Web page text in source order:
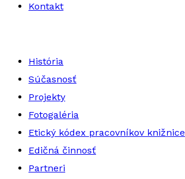
Kontakt
História
Súčasnosť
Projekty
Fotogaléria
Etický kódex pracovníkov knižnice
Edičná činnosť
Partneri